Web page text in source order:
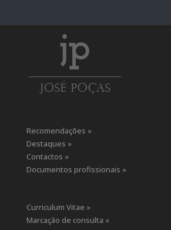
Recomendações »
Destaques »
Contactos »
Documentos profissionais »
Curriculum Vitae »
Marcação de consulta »